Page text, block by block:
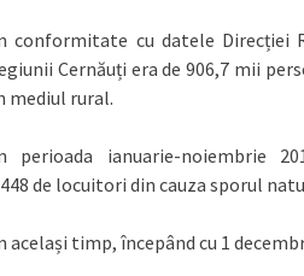
conformitate cu datele Direcției
Cernăuți era de 906,7 mii
mediul rural.
perioada ianuarie-noiembrie
de locuitori din cauza sporul
același timp, începând cu 1